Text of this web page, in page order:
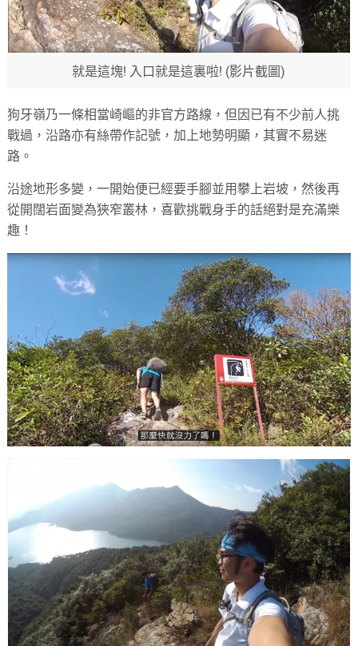
就是這塊! 入口就是這裏啦! (影片截圖)
狗牙嶺乃一條相當崎嶇的非官方路線，但因已有不少前人挑
戰過，沿路亦有絲帶作記號，加上地勢明顯，其實不易迷
路。
沿途地形多變，一開始便已經要手腳並用攀上岩坡，然後再
從開闊岩面變為狹窄叢林，喜歡挑戰身手的話絕對是充滿樂
趣！